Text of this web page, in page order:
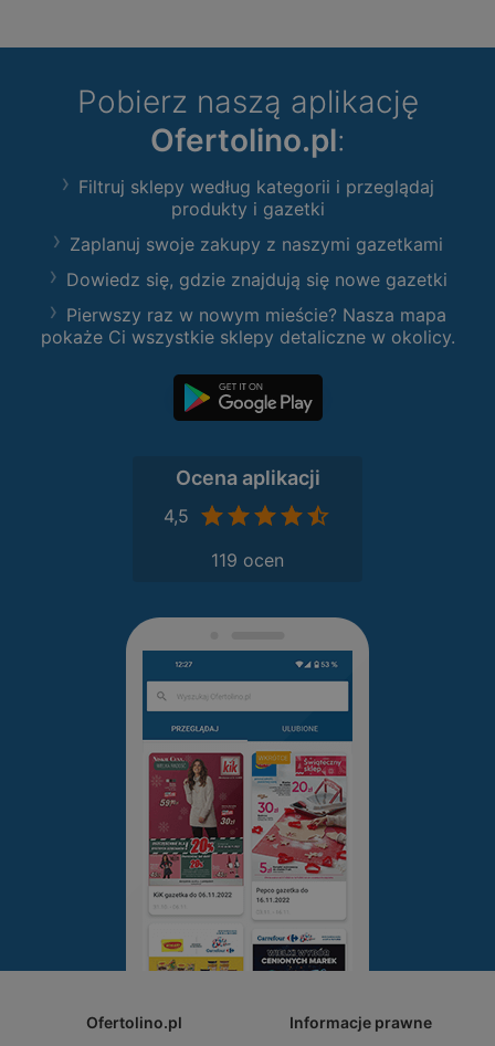
Pobierz naszą aplikację
Ofertolino.pl:
Filtruj sklepy według kategorii i przeglądaj
produkty i gazetki
Zaplanuj swoje zakupy z naszymi gazetkami
Dowiedz się, gdzie znajdują się nowe gazetki
Pierwszy raz w nowym mieście? Nasza mapa
pokaże Ci wszystkie sklepy detaliczne w okolicy.
Ocena aplikacji
4,5
119 ocen
Ofertolino.pl Informacje prawne